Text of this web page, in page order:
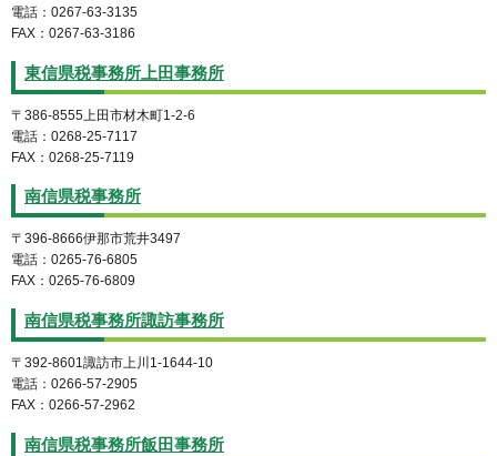
電話：0267-63-3135
FAX：0267-63-3186
東信県税事務所上田事務所
〒386-8555上田市材木町1-2-6
電話：0268-25-7117
FAX：0268-25-7119
南信県税事務所
〒396-8666伊那市荒井3497
電話：0265-76-6805
FAX：0265-76-6809
南信県税事務所諏訪事務所
〒392-8601諏訪市上川1-1644-10
電話：0266-57-2905
FAX：0266-57-2962
南信県税事務所飯田事務所